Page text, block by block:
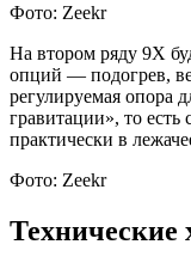
Фото: Zeekr
На втором ряду 9X
опций — подогрев,
регулируемая опора
гравитации», то есть
практически в
Фото: Zeekr
Технические